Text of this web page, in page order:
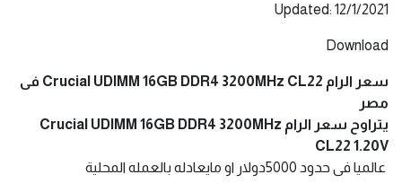
Updated: 12/1/2021
Download
سعر الرام Crucial UDIMM 16GB DDR4 3200MHz CL22 فى
مصر
يتراوح سعر الرام Crucial UDIMM 16GB DDR4 3200MHz
CL22 1.20V
عالميا فى حدود 5000دولار او مايعادله بالعمله المحلية